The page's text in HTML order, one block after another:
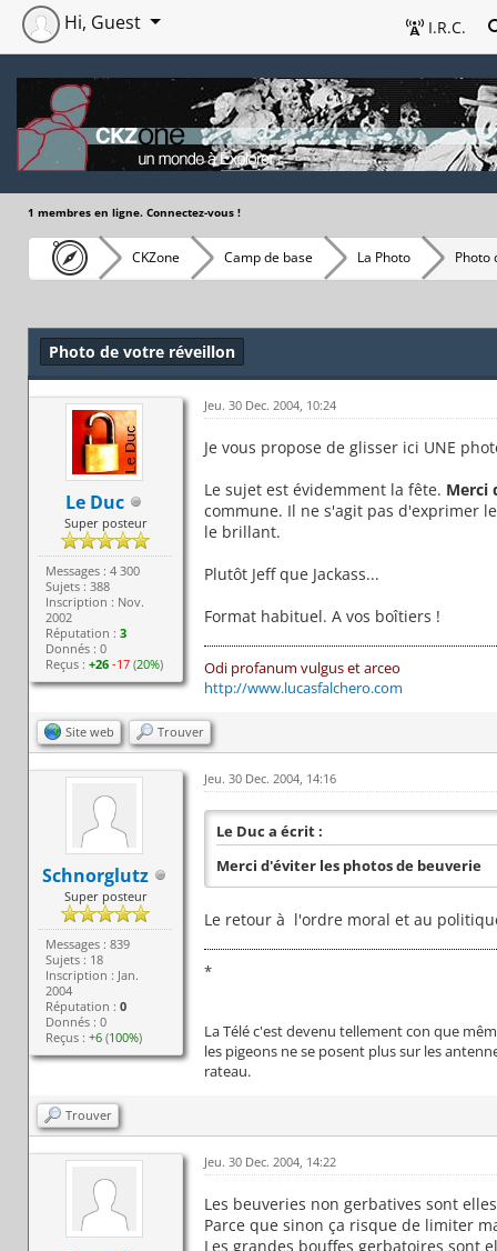
I.R.C.
Hi, Guest
1 membres en ligne. Connectez-vous !
CKZone Camp de base La Photo Photo
Photo de votre réveillon
Le Duc
Super posteur
Messages : 4 300
Sujets : 388
Inscription : Nov.
2002
Réputation :3
Donnés : 0
Reçus :+26 -17 (20%)
Jeu. 30 Dec. 2004, 10:24
Je vous propose de glisser ici UNE
Le sujet est évidemment la fête. Merci
commune. Il ne s'agit pas d'exprimer
le brillant.
Plutôt Jeff que Jackass...
Format habituel. A vos boîtiers !
Odi profanum vulgus et arceo
http://www.lucasfalchero.com
Site web Trouver
Schnorglutz
Super posteur
Messages : 839
Sujets : 18
Inscription : Jan.
2004
Réputation :0
Donnés : 0
Reçus :+6 (100%)
Jeu. 30 Dec. 2004, 14:16
Le Duc a écrit :
Merci d'éviter les photos de beuverie
Le retour à l'ordre moral et au
*
La Télé c'est devenu tellement con que
les pigeons ne se posent plus sur les
rateau.
Trouver
Jeu. 30 Dec. 2004, 14:22
Les beuveries non gerbatives sont
Parce que sinon ça risque de limiter
Les grandes bouffes gerbatoires sont